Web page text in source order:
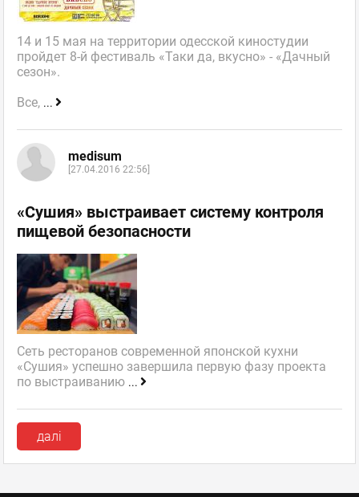
14 и 15 мая на территории одесской киностудии
пройдет 8-й фестиваль «Таки да, вкусно» - «Дачный
сезон».
Все, ...
medisum
[27.04.2016 22:56]
«Сушия» выстраивает систему контроля
пищевой безопасности
Сеть ресторанов современной японской кухни
«Сушия» успешно завершила первую фазу проекта
по выстраиванию ...
далі